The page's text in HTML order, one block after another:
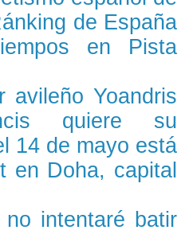
de España
en Pista
avileño Yoandris
quiere su
14 de mayo está
en Doha, capital
intentaré batir